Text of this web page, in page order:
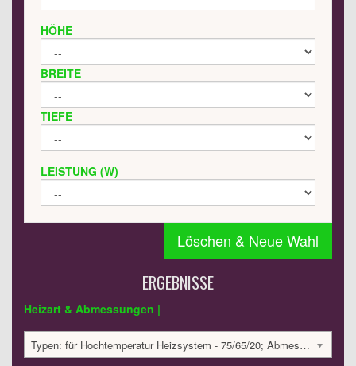
HÖHE
BREITE
TIEFE
LEISTUNG (W)
Löschen & Neue Wahl
ERGEBNISSE
Heizart & Abmessungen |
Typen: für Hochtemperatur Heizsystem - 75/65/20; Abmessungen: 340x800x40 mm; 458 Watt:; 1237.6 €